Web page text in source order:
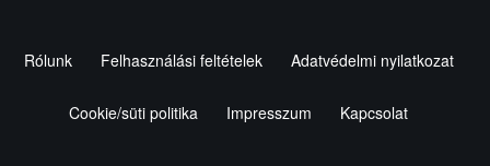
Rólunk Felhasználási feltételek Adatvédelmi nyilatkozat
Cookie/süti politika Impresszum Kapcsolat